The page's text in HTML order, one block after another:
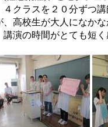
クラスを２０分ずつ
高校生が大人になか
演の時間がとても短